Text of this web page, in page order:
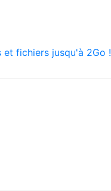
et fichiers jusqu'à 2Go !